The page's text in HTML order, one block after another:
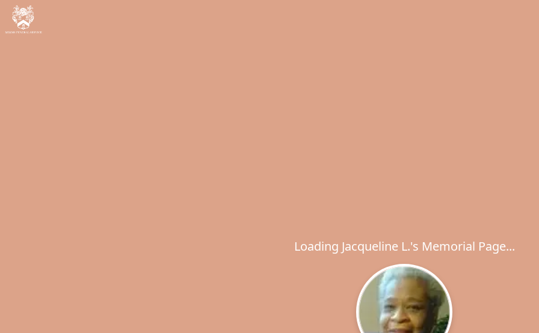
Loading Jacqueline L.'s Memorial Page...